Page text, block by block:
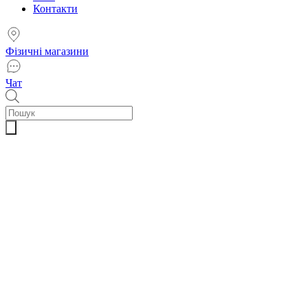
Контакти
Фізичні магазини
Чат
Пошук
товарів